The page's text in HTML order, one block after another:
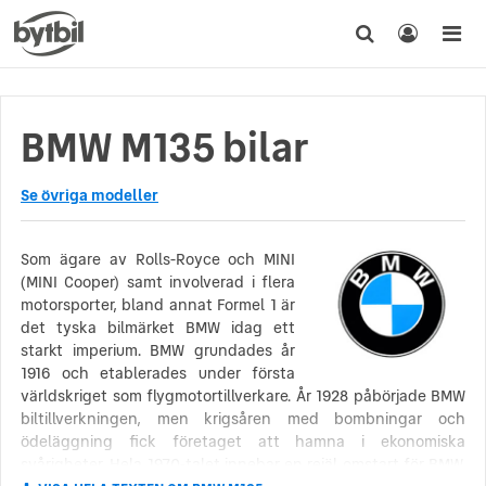
BMW M135 bilar
Se övriga modeller
Som ägare av Rolls-Royce och MINI
(MINI Cooper) samt involverad i flera
motorsporter, bland annat Formel 1 är
det tyska bilmärket BMW idag ett
starkt imperium. BMW grundades år
1916 och etablerades under första
världskriget som flygmotortillverkare. År 1928 påbörjade BMW
biltillverkningen, men krigsåren med bombningar och
ödeläggning fick företaget att hamna i ekonomiska